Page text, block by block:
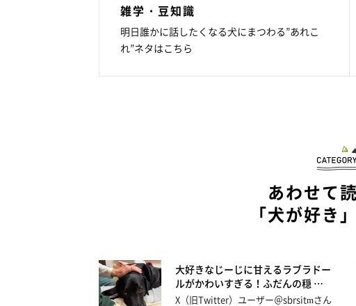
雑学・豆知識
明日誰かに話したくなる犬にまつわる”あれこ
れ”ネタはこちら
あわせて
「犬が好き
大好きなじーじに甘えるラブラドー
ルがかわいすぎる！ふだんの穏 …
X（旧Twitter）ユーザー＠sbrsitmさん